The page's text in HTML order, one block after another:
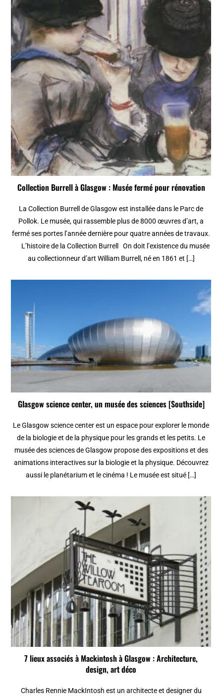
Collection Burrell à Glasgow : Musée fermé pour rénovation
La Collection Burrell de Glasgow est installée dans le Parc de
Pollok. Le musée, qui rassemble plus de 8000 œuvres d’art, a
fermé ses portes l’année dernière pour quatre années de travaux.
L’histoire de la Collection Burrell On doit l’existence du musée
au collectionneur d’art William Burrell, né en 1861 et […]
Glasgow science center, un musée des sciences [Southside]
Le Glasgow science center est un espace pour explorer le monde
de la biologie et de la physique pour les grands et les petits. Le
musée des sciences de Glasgow propose des expositions et des
animations interactives sur la biologie et la physique. Découvrez
aussi le planétarium et le cinéma ! Le musée est situé […]
7 lieux associés à Mackintosh à Glasgow : Architecture,
design, art déco
Charles Rennie MackIntosh est un architecte et designer du